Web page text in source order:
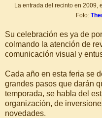
La entrada del recinto en 2009,
Foto:
Su celebración es ya de
colmando la atención de
comunicación visual y
Cada año en esta feria se
grandes pasos que darán
temporada, se habla del
organización, de
novedades.